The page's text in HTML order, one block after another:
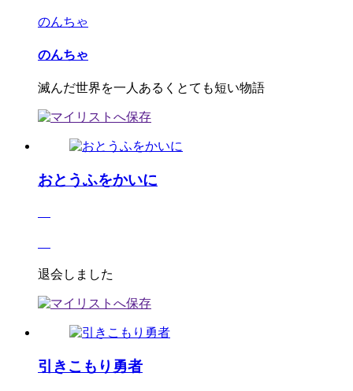
のんちゃ
のんちゃ
滅んだ世界を一人あるくとても短い物語
おとうふをかいに
退会しました
引きこもり勇者